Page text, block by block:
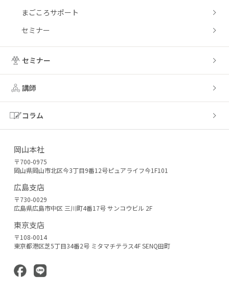
まごころサポート
セミナー
セミナー
講師
コラム
岡山本社
〒700-0975
岡山県岡山市北区今3丁目9番12号ピュアライフ今1F101
広島支店
〒730-0029
広島県広島市中区 三川町4番17号 サンコウビル 2F
東京支店
〒108-0014
東京都港区芝5丁目34番2号 ミタマチテラス4F SENQ田町